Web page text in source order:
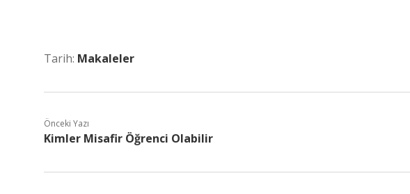
Tarih: Makaleler
Önceki Yazı
Kimler Misafir Öğrenci Olabilir